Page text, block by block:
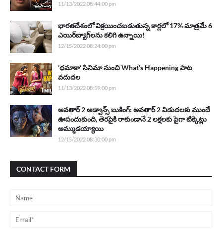
11/13/2022 08:44:00 pm
భారతదేశంలో విక్రయించబడుతున్న కార్లలో 17% మాత్రమే 6
ఎయిర్‌బ్యాగ్‌లను కలిగి ఉన్నాయి!
12/15/2022 08:24:00 pm
'ధమాకా' సినిమా నుంచి What’s Happening పాట
వదుదల
11/13/2022 08:59:00 pm
అవతార్ 2 అడ్వాన్స్ బుకింగ్: అవతార్ 2 విడుదలకు ముందే
ఊపందుకుంది, తెరపైకి రాకుండానే 2 లక్షలకు పైగా టిక్కెట్లు
అమ్ముడయ్యాయి
12/15/2022 08:30:00 pm
CONTACT FORM